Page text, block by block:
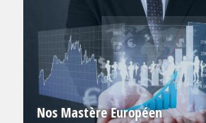
Nos Mastère Européen